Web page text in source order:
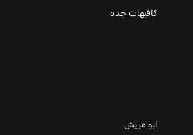
كافيهات جده
ابو عريش